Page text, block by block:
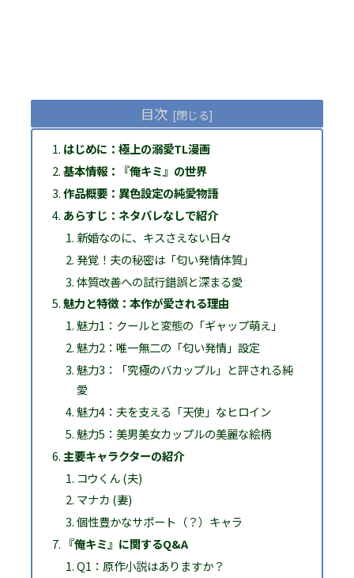
目次
はじめに：極上の溺愛TL漫画
基本情報：『俺キミ』の世界
作品概要：異色設定の純愛物語
あらすじ：ネタバレなしで紹介
新婚なのに、キスさえない日々
発覚！夫の秘密は「匂い発情体質」
体質改善への試行錯誤と深まる愛
魅力と特徴：本作が愛される理由
魅力1：クールと変態の「ギャップ萌え」
魅力2：唯一無二の「匂い発情」設定
魅力3：「究極のバカップル」と評される純
愛
魅力4：夫を支える「天使」なヒロイン
魅力5：美男美女カップルの美麗な絵柄
主要キャラクターの紹介
コウくん (夫)
マナカ (妻)
個性豊かなサポート（？）キャラ
『俺キミ』に関するQ&A
Q1：原作小説はありますか？